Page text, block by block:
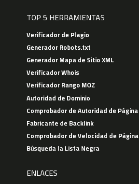
TOP 5 HERRAMIENTAS
Verificador de Plagio
Generador Robots.txt
Generador Mapa de Sitio XML
Verificador Whois
Verificador Rango MOZ
Autoridad de Dominio
Comprobador de Autoridad de Página
Fabricante de Backlink
Comprobador de Velocidad de Página
Búsqueda la Lista Negra
ENLACES